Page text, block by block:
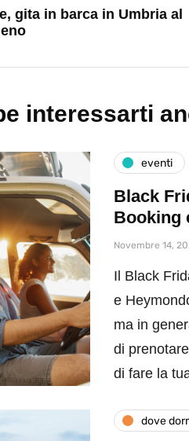
gita in barca in Umbria al
interessarti
eventi
Black
Booking
Novembre 14,
Il Black
e
ma in
di
di fare la
dove